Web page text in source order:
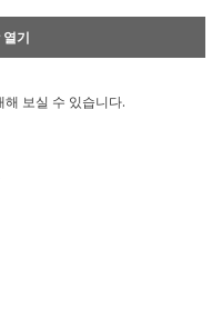
기
보실 수 있습니다.